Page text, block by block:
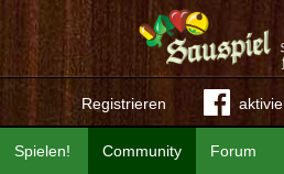
Registrieren
Community Forum
Spielen!